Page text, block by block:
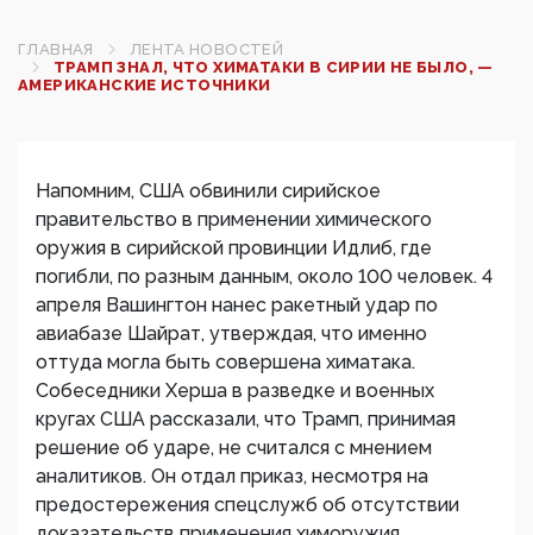
ГЛАВНАЯ
ЛЕНТА НОВОСТЕЙ
ТРАМП ЗНАЛ, ЧТО ХИМАТАКИ В СИРИИ НЕ БЫЛО, —
АМЕРИКАНСКИЕ ИСТОЧНИКИ
Напомним, США обвинили сирийское
правительство в применении химического
оружия в сирийской провинции Идлиб, где
погибли, по разным данным, около 100 человек. 4
апреля Вашингтон нанес ракетный удар по
авиабазе Шайрат, утверждая, что именно
оттуда могла быть совершена химатака.
Собеседники Херша в разведке и военных
кругах США рассказали, что Трамп, принимая
решение об ударе, не считался с мнением
аналитиков. Он отдал приказ, несмотря на
предостережения спецслужб об отсутствии